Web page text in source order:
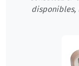
disponibles,